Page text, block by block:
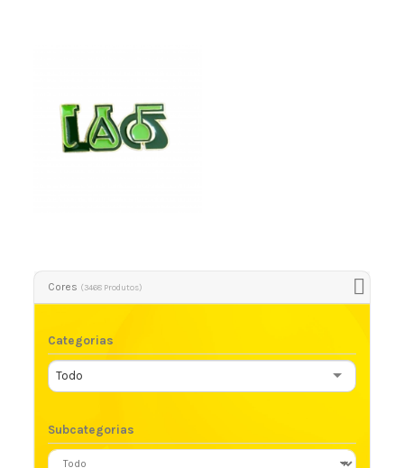
PIN 3 X 3
Cores (3468 Produtos)
Categorias
Todo
Subcategorias